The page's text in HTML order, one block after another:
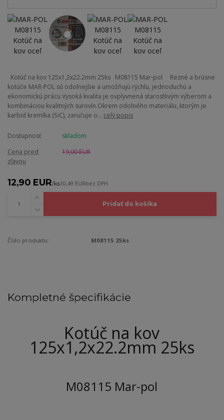
Kotúč na kov 125x1,2x22.2mm 25ks M08115 Mar-pol Rezné a brúsne
kotúče MAR-POL sú odolnejšie a umožňujú rýchlu, jednoduchú a
ekonomickú prácu.Vysoká kvalita je ovplyvnená starostlivým výberom a
kombináciou kvalitných surovín.Okrem odolného materiálu, ktorým je
karbid kremíka (SiC), zaručuje o... celý popis
Dostupnosť
skladom
Cena pred
zľavou
19,00 EUR
12,90 EUR/ks10,49 EURbez DPH
Pridať do košíka
Číslo produktu: M08115 25ks
Kompletné špecifikácie
Kotúč na kov
125x1,2x22.2mm 25ks
M08115 Mar-pol